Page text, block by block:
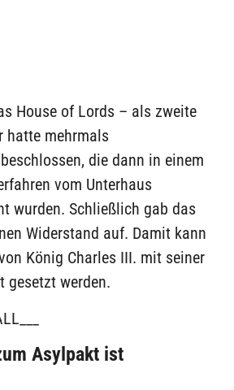
House of Lords – als zweite
hatte mehrmals
die dann in einem
vom Unterhaus
wurden. Schließlich gab das
Widerstand auf. Damit kann
König Charles III. mit seiner
gesetzt werden.
Asylpakt ist